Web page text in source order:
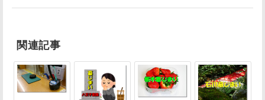
関連記事